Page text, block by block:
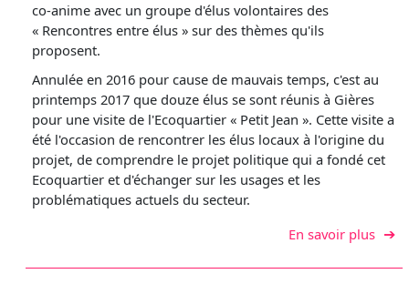
co-anime avec un groupe d'élus volontaires des
« Rencontres entre élus » sur des thèmes qu'ils
proposent.
Annulée en 2016 pour cause de mauvais temps, c'est au
printemps 2017 que douze élus se sont réunis à Gières
pour une visite de l'Ecoquartier « Petit Jean ». Cette visite a
été l'occasion de rencontrer les élus locaux à l'origine du
projet, de comprendre le projet politique qui a fondé cet
Ecoquartier et d'échanger sur les usages et les
problématiques actuels du secteur.
En savoir plussur